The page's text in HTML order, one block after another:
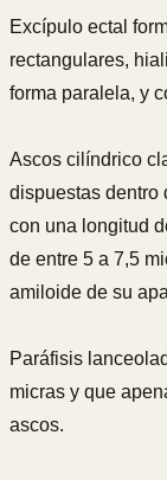
Excípulo ectal
rectangulares,
forma paralela, y
Ascos cilíndrico
dispuestas dentro
con una longitud
de entre 5 a 7,5
amiloide de su
Paráfisis
micras y que
ascos.